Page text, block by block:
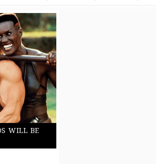
will be